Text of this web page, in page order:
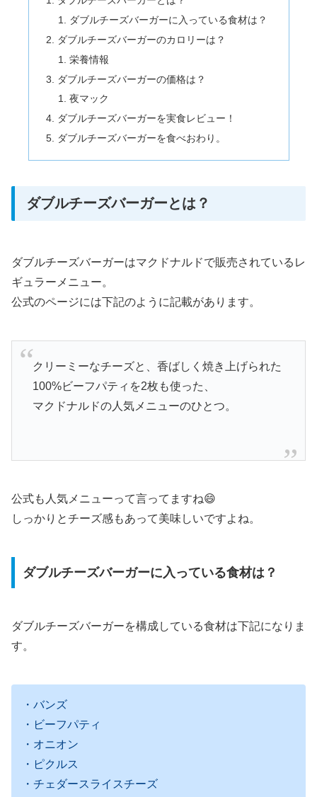
ダブルチーズバーガーに入っている食材は？
ダブルチーズバーガーのカロリーは？
栄養情報
ダブルチーズバーガーの価格は？
夜マック
ダブルチーズバーガーを実食レビュー！
ダブルチーズバーガーを食べおわり。
ダブルチーズバーガーとは？
ダブルチーズバーガーはマクドナルドで販売されているレ
ギュラーメニュー。
公式のページには下記のように記載があります。
クリーミーなチーズと、香ばしく焼き上げられた
100%ビーフパティを2枚も使った、
マクドナルドの人気メニューのひとつ。
公式も人気メニューって言ってますね😄
しっかりとチーズ感もあって美味しいですよね。
ダブルチーズバーガーに入っている食材は？
ダブルチーズバーガーを構成している食材は下記になりま
す。
・バンズ
・ビーフパティ
・オニオン
・ピクルス
・チェダースライスチーズ